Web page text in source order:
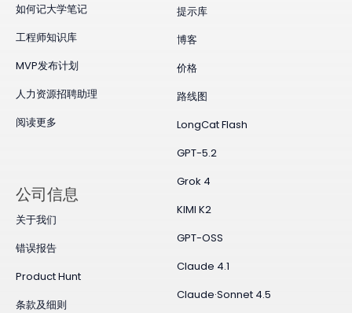
如何记大学笔记
工程师知识库
MVP发布计划
人力资源招聘助理
阅读更多
提示库
博客
价格
路线图
LongCat Flash
GPT-5.2
Grok 4
KIMI K2
GPT-OSS
Claude 4.1
Claude·Sonnet 4.5
公司信息
关于我们
错误报告
Product Hunt
条款及细则